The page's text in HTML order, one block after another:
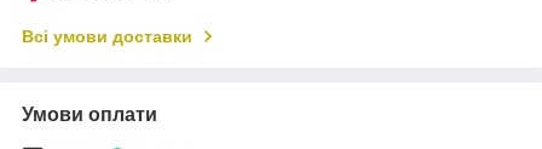
Всі умови доставки
Умови оплати